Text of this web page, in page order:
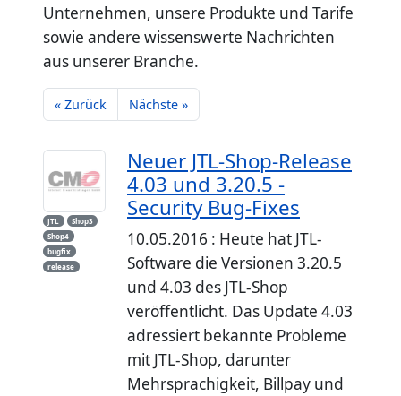
Unternehmen, unsere Produkte und Tarife
sowie andere wissenswerte Nachrichten
aus unserer Branche.
« Zurück Nächste »
JTL
Shop3
Shop4
bugfix
release
Neuer JTL-Shop-Release
4.03 und 3.20.5 -
Security Bug-Fixes
10.05.2016 : Heute hat JTL-
Software die Versionen 3.20.5
und 4.03 des JTL-Shop
veröffentlicht. Das Update 4.03
adressiert bekannte Probleme
mit JTL-Shop, darunter
Mehrsprachigkeit, Billpay und